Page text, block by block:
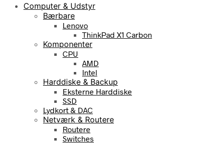
Computer & Udstyr
Bærbare
Lenovo
ThinkPad X1 Carbon
Komponenter
CPU
AMD
Intel
Harddiske & Backup
Eksterne Harddiske
SSD
Lydkort & DAC
Netværk & Routere
Routere
Switches